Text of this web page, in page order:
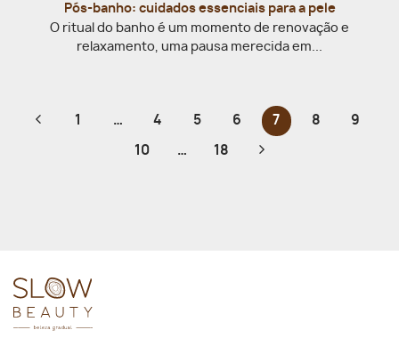
Pós-banho: cuidados essenciais para a pele
O ritual do banho é um momento de renovação e
relaxamento, uma pausa merecida em...
1 … 4 5 6 7 8 9
10 … 18